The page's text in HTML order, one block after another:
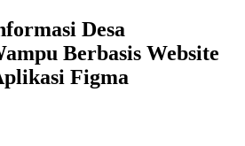
Desa
Berbasis Website
Figma